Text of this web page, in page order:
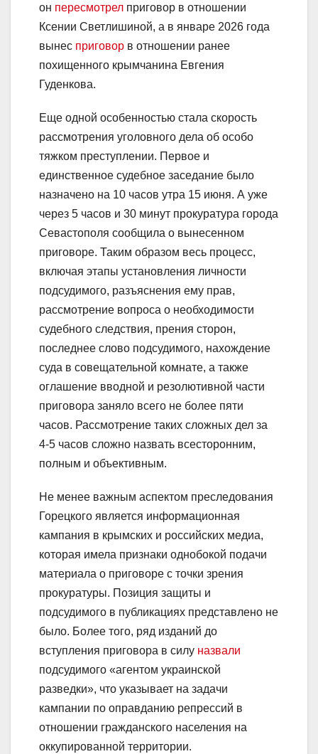
он пересмотрел приговор в отношении
Ксении Светлишиной, а в январе 2026 года
вынес приговор в отношении ранее
похищенного крымчанина Евгения
Гуденкова.
Еще одной особенностью стала скорость
рассмотрения уголовного дела об особо
тяжком преступлении. Первое и
единственное судебное заседание было
назначено на 10 часов утра 15 июня. А уже
через 5 часов и 30 минут прокуратура города
Севастополя сообщила о вынесенном
приговоре. Таким образом весь процесс,
включая этапы установления личности
подсудимого, разъяснения ему прав,
рассмотрение вопроса о необходимости
судебного следствия, прения сторон,
последнее слово подсудимого, нахождение
суда в совещательной комнате, а также
оглашение вводной и резолютивной части
приговора заняло всего не более пяти
часов. Рассмотрение таких сложных дел за
4-5 часов сложно назвать всесторонним,
полным и объективным.
Не менее важным аспектом преследования
Горецкого является информационная
кампания в крымских и российских медиа,
которая имела признаки однобокой подачи
материала о приговоре с точки зрения
прокуратуры. Позиция защиты и
подсудимого в публикациях представлено не
было. Более того, ряд изданий до
вступления приговора в силу назвали
подсудимого «агентом украинской
разведки», что указывает на задачи
кампании по оправданию репрессий в
отношении гражданского населения на
оккупированной территории.